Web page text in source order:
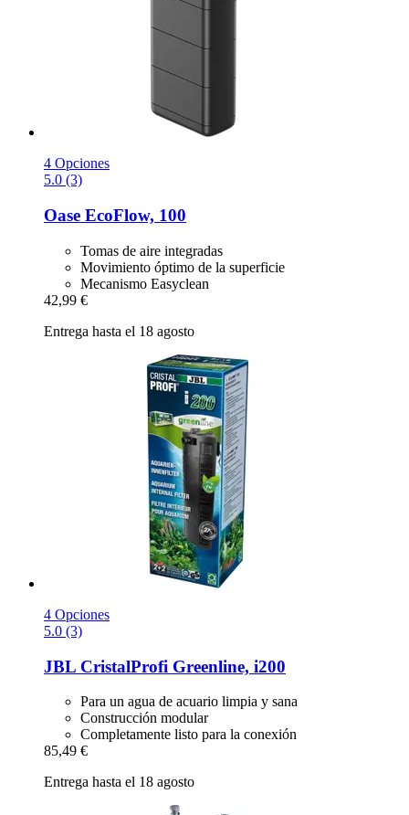
4 Opciones
5.0 (3)
Oase EcoFlow, 100
Tomas de aire integradas
Movimiento óptimo de la superficie
Mecanismo Easyclean
42,99 €
Entrega hasta el 18 agosto
4 Opciones
5.0 (3)
JBL CristalProfi Greenline, i200
Para un agua de acuario limpia y sana
Construcción modular
Completamente listo para la conexión
85,49 €
Entrega hasta el 18 agosto